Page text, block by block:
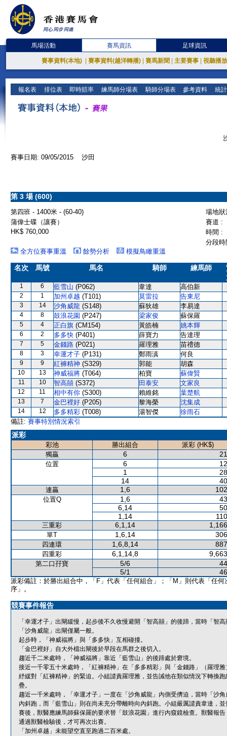
馬場活動 賽馬資訊 足球資訊
賽事資料(本地) 賽事資料(越洋轉播) 賽馬新聞 主要賽事 視聽播
報名表 排位表 即時賠率 練馬師分場表 騎師分場表 參考資料 統
賽事日期: 09/05/2015 沙田
第 3 場 (600)
第四班 - 1400米 - (60-40)
場地
蒲偉士碟（讓賽）
賽道 :
HK$ 760,000
時間 :
分段
全方位賽事重溫
餘勢分析 模擬鳥瞰重溫
名次 馬號 馬名 騎師 練馬師
1 6 藍雪山 (P062) 韋達 高伯新
2 1 加州卓越 (T101) 莫雷拉 告東尼
3 14 沙角威龍 (S148) 蘇狄雄 李易達
4 8 鼓浪花園 (P247) 梁家俊 蘇保羅
5 4 正白旗 (CM154) 黃皓楠 姚本輝
6 2 多多快 (P401) 薛寶力 告達理
7 5 金錢路 (P021) 羅理雅 苗禮德
8 3 幸運才子 (P131) 鄭雨滇 何良
9 9 紅褲精神 (S329) 郭能 胡森
10 13 神威福將 (T064) 柏寶 蘇偉賢
11 10 智高囍 (S372) 田泰安 文家良
12 11 相中有你 (S300) 賴維銘 葉楚航
13 7 金巴裡好 (P205) 黎海榮 沈集成
14 12 多多精彩 (T008) 湯智傑
徐雨石
備註: 賽事特別情況索引
派彩
彩池 勝出組合
派彩 (HK$)
獨贏
6
位置 6
1
14
連贏 1,6
位置Q 1,6
6,14
1,14
三重彩 6,1,14
單T 1,6,14
四連環 1,6,8,14
四重彩 6,1,14,8
第二口孖寶 5/6
5/1
派彩備註：於勝出組合中，「F」代表「任何組合」；「M」則代表「任何
序」。
競賽事件報告
「幸運才子」出閘緩慢，起步後不久收慢避開「智高囍」的後蹄，當時「智
「沙角威龍」出閘僅屬一般。
起步時，「神威福將」與「多多快」互相碰撞。
「金巴裡好」自大外檔出閘後於早段在馬群之後切入。
趨近千二米處時，「神威福將」靠近「藍雪山」的後蹄處於窘境。
接近一千零五十米處時，「紅褲精神」在「多多精彩」與「金錢路」（羅理
紓緩對「紅褲精神」的緊迫。小組譴責羅理雅，並告誡他在類似情況下轉換
疊。
趨近一千米處時，「幸運才子」一度在「沙角威龍」內側受擠迫，當時「沙
內斜跑，而「藍雪山」則在尚未充分帶離時向內斜跑。小組嚴厲譴責韋達，
賽後，獸醫應練馬師蘇保羅的要求替「鼓浪花園」進行內窺鏡檢查。獸醫報
通過獸醫檢驗後，才可再次出賽。
「加州卓越」未能望空直至跑過二百米處。